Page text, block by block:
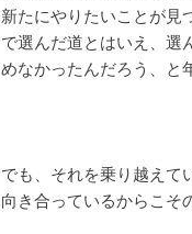
新たにやりたいことが見
で選んだ道とはいえ、選
めなかったんだろう、と
でも、それを乗り越えて
向き合っているからこそ